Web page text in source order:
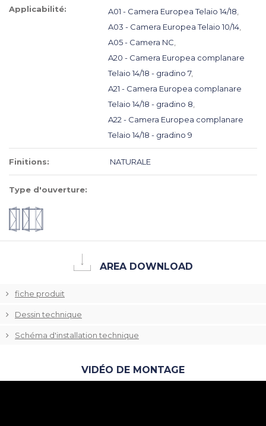
Applicabilité: A01 - Camera Europea Telaio 14/18,
A03 - Camera Europea Telaio 10/14,
A05 - Camera NC,
A20 - Camera Europea complanare
Telaio 14/18 - gradino 7,
A21 - Camera Europea complanare
Telaio 14/18 - gradino 8,
A22 - Camera Europea complanare
Telaio 14/18 - gradino 9
Finitions: NATURALE
Type d'ouverture:
AREA DOWNLOAD
fiche produit
Dessin technique
Schéma d'installation technique
VIDÉO DE MONTAGE